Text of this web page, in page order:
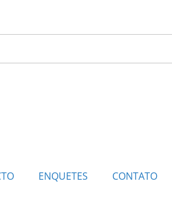
ENQUETES CONTATO